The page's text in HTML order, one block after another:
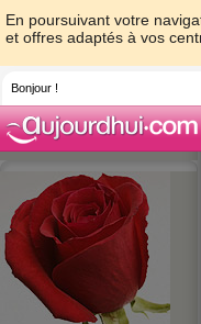
En poursuivant votre
et offres adaptés à vos
Bonjour !